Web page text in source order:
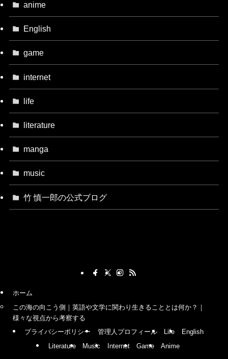
anime
English
game
internet
life
literature
manga
music
竹 慎一郎の公式ブログ
ホーム
この海の向こう側｜英語や文学に関わり生きることとは何か？｜
様々な視点から考察する
プライバシーポリシー
管理人プロフィール Life
English
Literature
Music Internet Game Anime